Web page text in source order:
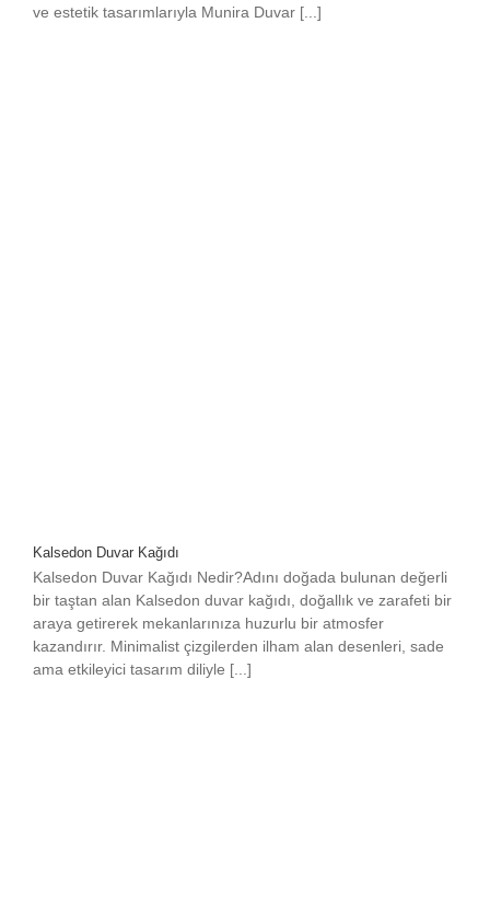
ve estetik tasarımlarıyla Munira Duvar [...]
Kalsedon Duvar Kağıdı
Kalsedon Duvar Kağıdı Nedir?Adını doğada bulunan değerli
bir taştan alan Kalsedon duvar kağıdı, doğallık ve zarafeti bir
araya getirerek mekanlarınıza huzurlu bir atmosfer
kazandırır. Minimalist çizgilerden ilham alan desenleri, sade
ama etkileyici tasarım diliyle [...]